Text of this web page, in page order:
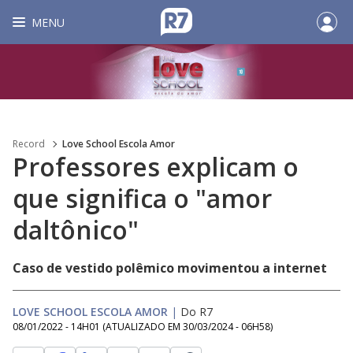
MENU
Record Love School Escola Amor
Professores explicam o
que significa o "amor
daltônico"
Caso de vestido polêmico movimentou a internet
LOVE SCHOOL ESCOLA AMOR | Do R7
08/01/2022 - 14H01 (ATUALIZADO EM 30/03/2024 - 06H58)